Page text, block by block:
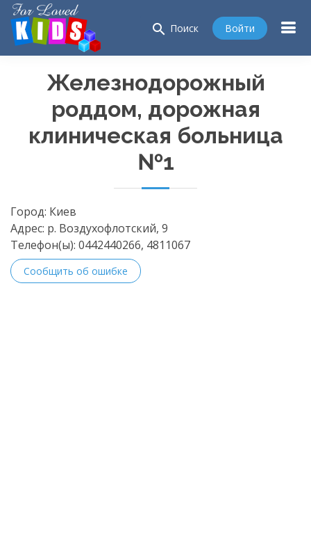
search Поиск Войти
Железнодорожный
роддом, дорожная
клиническая больница
№1
Город: Киев
Адрес: р. Воздухофлотский, 9
Телефон(ы): 0442440266, 4811067
Сообщить об ошибке